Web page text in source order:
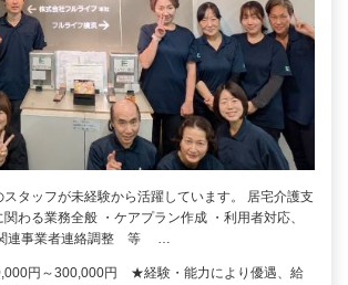
スタッフが未経験から活躍しています。 居宅介護支
わる業務全般 ・ケアプラン作成 ・利用者対応、
連事業者連絡調整 等 …
円～300,000円 ★経験・能力により優遇、給